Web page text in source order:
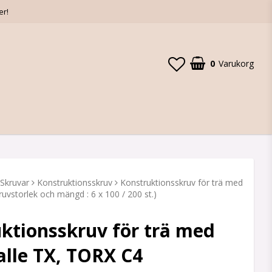
0 Varukorg
Skruvar Konstruktionsskruv
Konstruktionsskruv för trä med
och mängd : 6 x 100 / 200 st.)
för trä med
TX, TORX C4